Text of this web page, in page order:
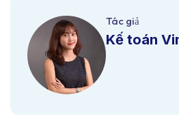
Tác giả
Kế toán